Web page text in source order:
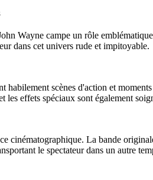
Wayne campe un rôle
dans cet univers rude et impitoyable.
habilement scènes d'action et
les effets spéciaux sont également
cinématographique. La bande
le spectateur dans un autre